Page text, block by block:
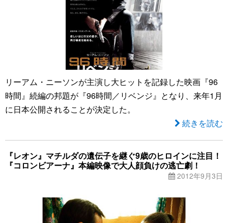
リーアム・ニーソンが主演し大ヒットを記録した映画『96
時間』続編の邦題が『96時間／リベンジ』となり、来年1月
に日本公開されることが決定した。
続きを読む
『レオン』マチルダの遺伝子を継ぐ9歳のヒロインに注目！
『コロンビアーナ』本編映像で大人顔負けの逃亡劇！
2012年9月3日